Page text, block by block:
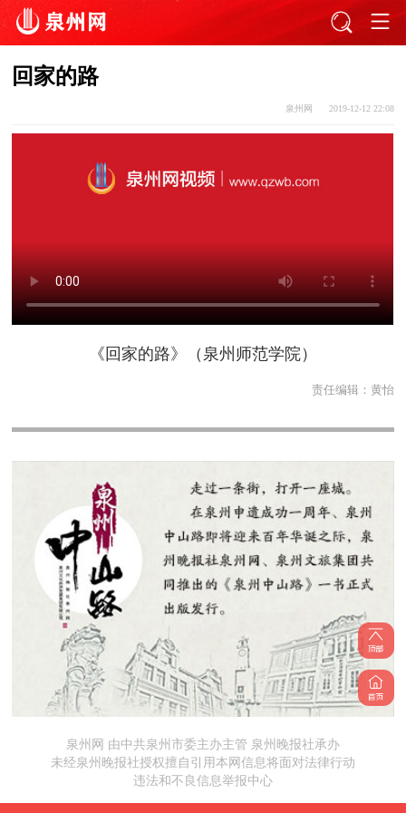
回家的路
泉州网 2019-12-12 22:08
《回家的路》（泉州师范学院）
责任编辑： 黄怡
泉州网 由中共泉州市委主办主管 泉州晚报社承办
未经泉州晚报社授权擅自引用本网信息将面对法律行动
违法和不良信息举报中心